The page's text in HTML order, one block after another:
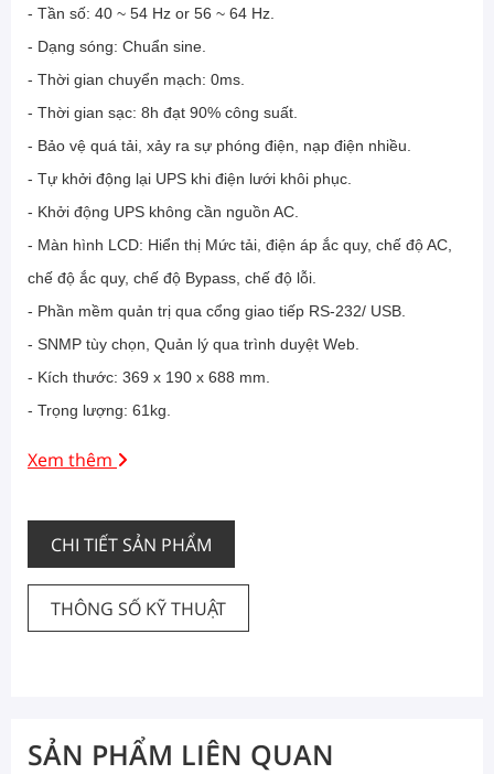
- Tần số: 40 ~ 54 Hz or 56 ~ 64 Hz.
- Dạng sóng: Chuẩn sine.
- Thời gian chuyển mạch: 0ms.
- Thời gian sạc: 8h đạt 90% công suất.
- Bảo vệ quá tải, xảy ra sự phóng điện, nạp điện nhiều.
- Tự khởi động lại UPS khi điện lưới khôi phục.
- Khởi động UPS không cần nguồn AC.
- Màn hình LCD: Hiển thị Mức tải, điện áp ắc quy, chế độ AC,
chế độ ắc quy, chế độ Bypass, chế độ lỗi.
- Phần mềm quản trị qua cổng giao tiếp RS-232/ USB.
- SNMP tùy chọn, Quản lý qua trình duyệt Web.
- Kích thước: 369 x 190 x 688 mm.
- Trọng lượng: 61kg.
Xem thêm
CHI TIẾT SẢN PHẨM
THÔNG SỐ KỸ THUẬT
SẢN PHẨM LIÊN QUAN